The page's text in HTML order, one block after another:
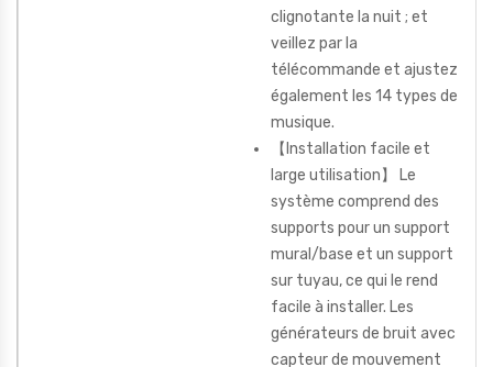
clignotante la nuit ; et
veillez par la
télécommande et ajustez
également les 14 types de
musique.
【Installation facile et
large utilisation】 Le
système comprend des
supports pour un support
mural/base et un support
sur tuyau, ce qui le rend
facile à installer. Les
générateurs de bruit avec
capteur de mouvement